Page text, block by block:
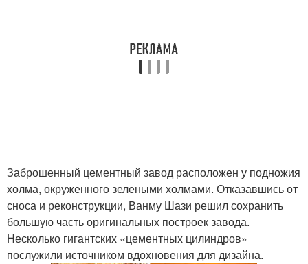
Заброшенный цементный завод расположен у подножия
холма, окруженного зелеными холмами. Отказавшись от
сноса и реконструкции, Ванму Шази решил сохранить
большую часть оригинальных построек завода.
Несколько гигантских «цементных цилиндров»
послужили источником вдохновения для дизайна.